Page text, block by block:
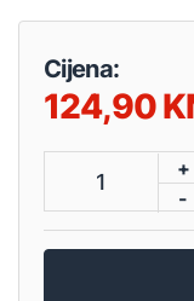
Cijena:
124,90
1
+
-